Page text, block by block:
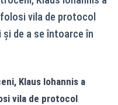
vila de protocol
de a se întoarce în
Klaus Iohannis a
vila de protocol